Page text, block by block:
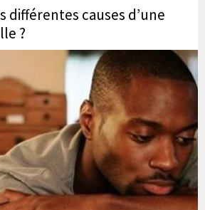
différentes causes d’une
?